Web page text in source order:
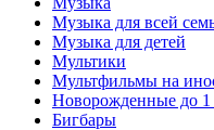
Музыка для всей
Музыка для детей
Мультики
Мультфильмы на
Новорожденные до 1
Бигбары